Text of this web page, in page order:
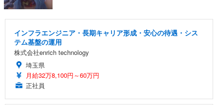
インフラエンジニア・長期キャリア形成・安心の待遇・シス
テム基盤の運用
株式会社enrich technology
埼玉県
月給32万8,100円～60万円
正社員